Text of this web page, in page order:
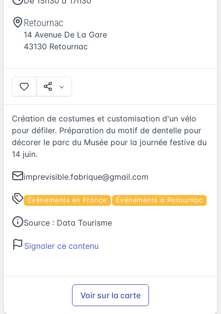
Retournac
14 Avenue De La Gare
43130 Retournac
Création de costumes et customisation d'un vélo
pour défiler. Préparation du motif de dentelle pour
décorer le parc du Musée pour la journée festive du
14 juin.
imprevisible.fabrique@gmail.com
Événements en France Événements à Retournac
Source : Data Tourisme
Signaler ce contenu
Voir sur la carte